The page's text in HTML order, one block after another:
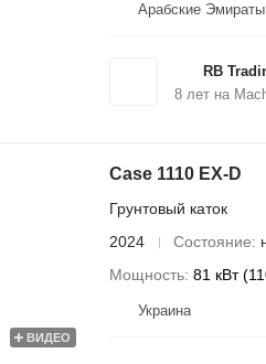
Арабские
RB
8лет на
ВИДЕО
Case 1110 EX-D
Грунтовый каток
2024
Состояние
Мощность 81 кВт
Украина